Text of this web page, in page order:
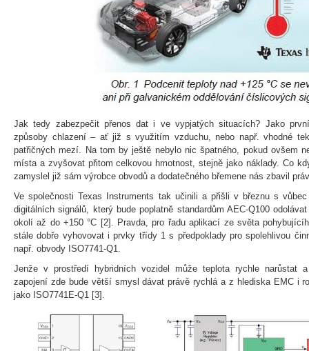
Jak tedy zabezpečit přenos dat i ve vypjatých situacích? Jako
způsoby chlazení – ať již s využitím vzduchu, nebo např. vhodné
patřičných mezí. Na tom by ještě nebylo nic špatného, pokud ovšem
místa a zvyšovat přitom celkovou hmotnost, stejně jako náklady. Co
zamyslel již sám výrobce obvodů a dodatečného břemene nás zbavil
Ve společnosti Texas Instruments tak učinili a přišli v březnu s
digitálních signálů, který bude poplatně standardům AEC-Q100
okolí až do +150 °C [2]. Pravda, pro řadu aplikací ze světa
stále dobře vyhovovat i prvky třídy 1 s předpoklady pro spolehlivou
např. obvody ISO7741-Q1.
Jenže v prostředí hybridních vozidel může teplota rychle narůstat
zapojení zde bude větší smysl dávat právě rychlá a z hlediska EMC i
jako ISO7741E-Q1 [3].